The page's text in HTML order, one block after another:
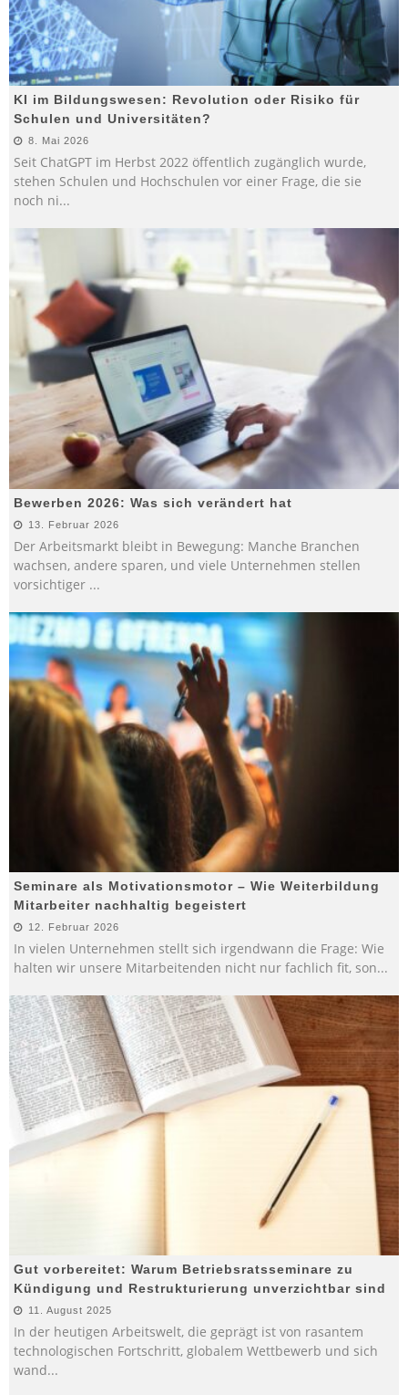
KI im Bildungswesen: Revolution oder Risiko für
Schulen und Universitäten?
8. Mai 2026
Seit ChatGPT im Herbst 2022 öffentlich zugänglich wurde,
stehen Schulen und Hochschulen vor einer Frage, die sie
noch ni...
Bewerben 2026: Was sich verändert hat
13. Februar 2026
Der Arbeitsmarkt bleibt in Bewegung: Manche Branchen
wachsen, andere sparen, und viele Unternehmen stellen
vorsichtiger ...
Seminare als Motivationsmotor – Wie Weiterbildung
Mitarbeiter nachhaltig begeistert
12. Februar 2026
In vielen Unternehmen stellt sich irgendwann die Frage: Wie
halten wir unsere Mitarbeitenden nicht nur fachlich fit, son...
Gut vorbereitet: Warum Betriebsratsseminare zu
Kündigung und Restrukturierung unverzichtbar sind
11. August 2025
In der heutigen Arbeitswelt, die geprägt ist von rasantem
technologischen Fortschritt, globalem Wettbewerb und sich
wand...